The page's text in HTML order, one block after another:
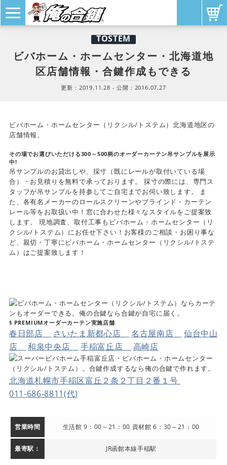
TOSTEM
ビバホーム・ホームセンター・北海道地
区店舗情報・合鍵作成もできる
更新： 2019.11.28 - 公開： 2016.07.27
ビバホーム・ホームセンター（リクシル/トステム）北海道地区の
店舗情報。
その場でお選びいただける300～500柄のオーダーカーテン吊サンプルを展示
中!
吊サンプルのお貸出しや、採寸（既にレールが取付いている場
合）・お見積りを無料で承っております。 採寸の際には、専門ス
タッフが吊サンプルを持参してご自宅までお伺い致します。 ま
た、各有名メーカーのロールスクリーンやブラインド・カーテン
レール等をお取扱い中！窓に合わせた様々なスタイルをご提案致
します。 現地調査、取付工事もビバホーム・ホームセンター（リ
クシル/トステム）にお任せ下さい！お客様のご相談・お困り事な
ど、親切・丁寧にビバホーム・ホームセンター（リクシル/トステ
ム）はご提案致します！
§ PREMIUMオーダーカーテン実施店舗
春日部店 さいたま新都心店 名古屋南店
仙台中山
店
和泉中央店 手稲富丘店 高崎店
北海道札幌市手稲区富丘２条２丁目２番１号
011-686-8811(代)
営業時間 生活館 9：00～21：00 資材館 6：30～21：00
最寄駅： JR函館本線手稲駅